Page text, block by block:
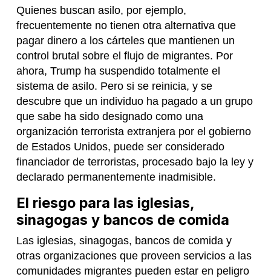
Quienes buscan asilo, por ejemplo,
frecuentemente no tienen otra alternativa que
pagar dinero a los cárteles que mantienen un
control brutal sobre el flujo de migrantes. Por
ahora, Trump ha suspendido totalmente el
sistema de asilo. Pero si se reinicia, y se
descubre que un individuo ha pagado a un grupo
que sabe ha sido designado como una
organización terrorista extranjera por el gobierno
de Estados Unidos, puede ser considerado
financiador de terroristas, procesado bajo la ley y
declarado permanentemente inadmisible.
El riesgo para las iglesias,
sinagogas y bancos de comida
Las iglesias, sinagogas, bancos de comida y
otras organizaciones que proveen servicios a las
comunidades migrantes pueden estar en peligro